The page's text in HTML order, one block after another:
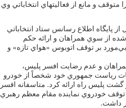
متوقف و مانع از فعاليتهاي انتخاباتي وي
پايگاه اطلاع رسانس ستاد انتخاباتي
از سوي همراهان و ارائه حكم
بر توقف اتوبوس «هواي تازه» و
و عدم رضايت افسر پليس،
رياست جمهوري خود شخصاً از خودرو
پليس راه ارائه كرد. متاسفانه افسر
خودروي نماينده مقام معظم رهبري
داشت.